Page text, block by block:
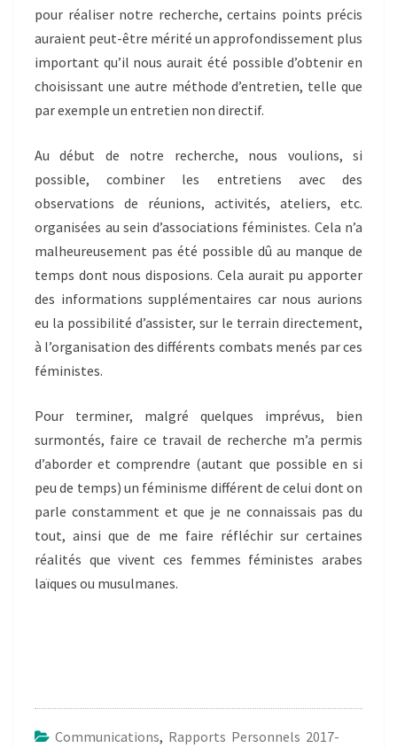
pour réaliser notre recherche, certains points précis
auraient peut-être mérité un approfondissement plus
important qu’il nous aurait été possible d’obtenir en
choisissant une autre méthode d’entretien, telle que
par exemple un entretien non directif.
Au début de notre recherche, nous voulions, si
possible, combiner les entretiens avec des
observations de réunions, activités, ateliers, etc.
organisées au sein d’associations féministes. Cela n’a
malheureusement pas été possible dû au manque de
temps dont nous disposions. Cela aurait pu apporter
des informations supplémentaires car nous aurions
eu la possibilité d’assister, sur le terrain directement,
à l’organisation des différents combats menés par ces
féministes.
Pour terminer, malgré quelques imprévus, bien
surmontés, faire ce travail de recherche m’a permis
d’aborder et comprendre (autant que possible en si
peu de temps) un féminisme différent de celui dont on
parle constamment et que je ne connaissais pas du
tout, ainsi que de me faire réfléchir sur certaines
réalités que vivent ces femmes féministes arabes
laïques ou musulmanes.
Communications, Rapports Personnels 2017-